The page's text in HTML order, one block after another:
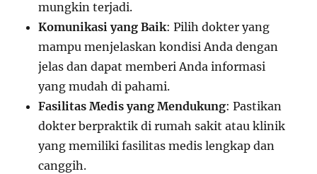
mungkin terjadi.
Komunikasi yang Baik: Pilih dokter yang
mampu menjelaskan kondisi Anda dengan
jelas dan dapat memberi Anda informasi
yang mudah di pahami.
Fasilitas Medis yang Mendukung: Pastikan
dokter berpraktik di rumah sakit atau klinik
yang memiliki fasilitas medis lengkap dan
canggih.